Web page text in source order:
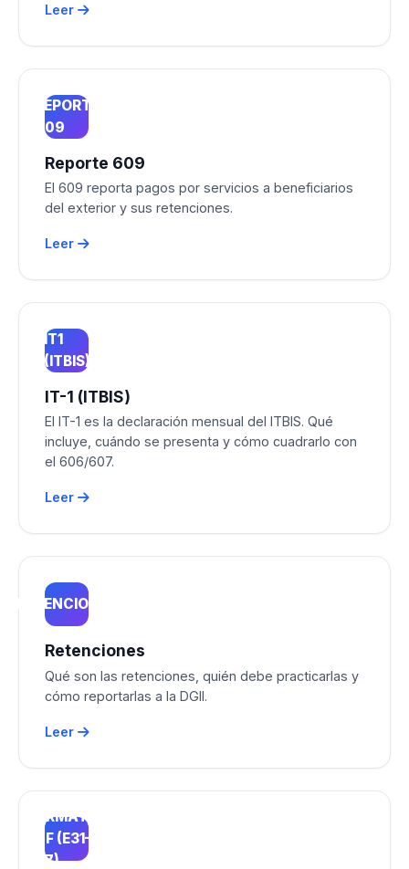
Leer
REPORTE
609
Reporte 609
El 609 reporta pagos por servicios a beneficiarios
del exterior y sus retenciones.
Leer
IT1
(ITBIS)
IT-1 (ITBIS)
El IT-1 es la declaración mensual del ITBIS. Qué
incluye, cuándo se presenta y cómo cuadrarlo con
el 606/607.
Leer
RETENCIONES
Retenciones
Qué son las retenciones, quién debe practicarlas y
cómo reportarlas a la DGII.
Leer
FORMATOS
ECF (E31–
E47)